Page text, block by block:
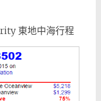
東地中海行程